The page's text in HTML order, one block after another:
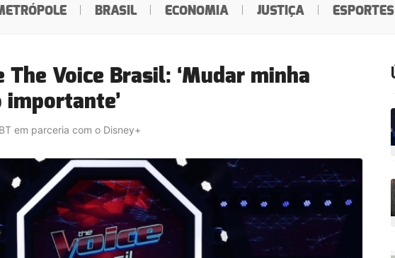
BRASIL ECONOMIA JUSTIÇA ESPORTES
The Voice Brasil: ‘Mudar minha
em parceria com o Disney+